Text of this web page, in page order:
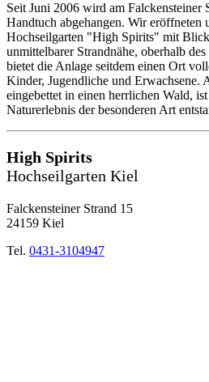
Seit Juni 2006 wird am Falckensteiner
Handtuch abgehangen. Wir eröffneten
Hochseilgarten "High Spirits" mit
unmittelbarer Strandnähe, oberhalb
bietet die Anlage seitdem einen Ort
Kinder, Jugendliche und Erwachsene.
eingebettet in einen herrlichen Wald,
Naturerlebnis der besonderen Art
High Spirits
Hochseilgarten Kiel
Falckensteiner Strand 15
24159 Kiel
Tel. 0431-3104947